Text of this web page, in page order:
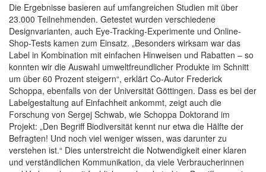
Die Ergebnisse basieren auf umfangreichen Studien mit über
23.000 Teilnehmenden. Getestet wurden verschiedene
Designvarianten, auch Eye-Tracking-Experimente und Online-
Shop-Tests kamen zum Einsatz. „Besonders wirksam war das
Label in Kombination mit einfachen Hinweisen und Rabatten – so
konnten wir die Auswahl umweltfreundlicher Produkte im Schnitt
um über 60 Prozent steigern“, erklärt Co-Autor Frederick
Schoppa, ebenfalls von der Universität Göttingen. Dass es bei der
Labelgestaltung auf Einfachheit ankommt, zeigt auch die
Forschung von Sergej Schwab, wie Schoppa Doktorand im
Projekt: „Den Begriff Biodiversität kennt nur etwa die Hälfte der
Befragten! Und noch viel weniger wissen, was darunter zu
verstehen ist.“ Dies unterstreicht die Notwendigkeit einer klaren
und verständlichen Kommunikation, da viele Verbraucherinnen